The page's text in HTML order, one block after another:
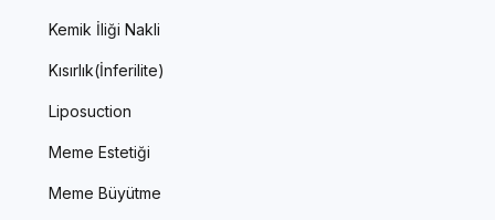
Kemik İliği Nakli
Kısırlık(İnferilite)
Liposuction
Meme Estetiği
Meme Büyütme